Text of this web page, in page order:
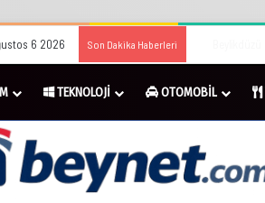
6 2026 Son Dakika Haberleri
TEKNOLOJİ OTOMOBİL